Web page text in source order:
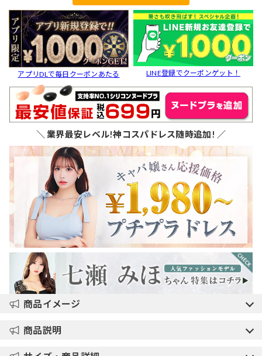
アプリDLで毎日クーポンあたる LINE登録でクーポンゲット！
＼ 業界最安レベル!神コスパドレス随時追加! ／
商品イメージ
商品説明